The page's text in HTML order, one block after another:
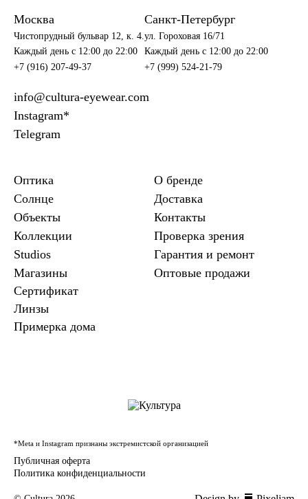
Москва
Чистопрудный бульвар 12, к. 4.
Каждый день c 12:00 до 22:00
+7 (916) 207-49-37
Санкт-Петербург
ул. Гороховая 16/71
Каждый день c 12:00 до 22:00
+7 (999) 524-21-79
info@cultura-eyewear.com
Instagram*
Telegram
Оптика
Солнце
Объекты
Коллекции
Studios
Магазины
Сертификат
Линзы
Примерка дома
О бренде
Доставка
Контакты
Проверка зрения
Гарантия и ремонт
Оптовые продажи
*Meta и Instagram признаны экстремистской организацией
Публичная оферта
Политика конфиденциальности